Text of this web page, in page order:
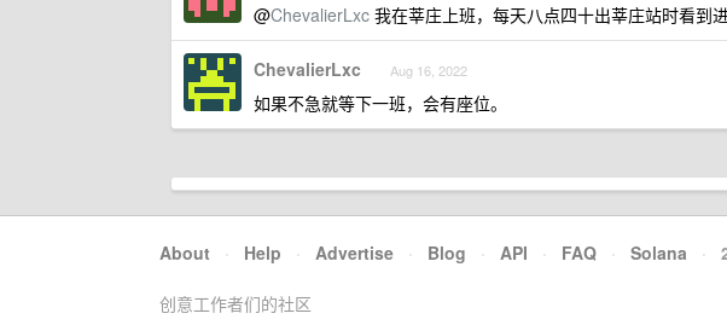
@ChevalierLxc 我在莘庄上班，每天八点四十出莘庄站时看到
ChevalierLxc Aug 16, 2022
如果不急就等下一班，会有座位。
About · Help · Advertise · Blog · API · FAQ · Solana ·
创意工作者们的社区